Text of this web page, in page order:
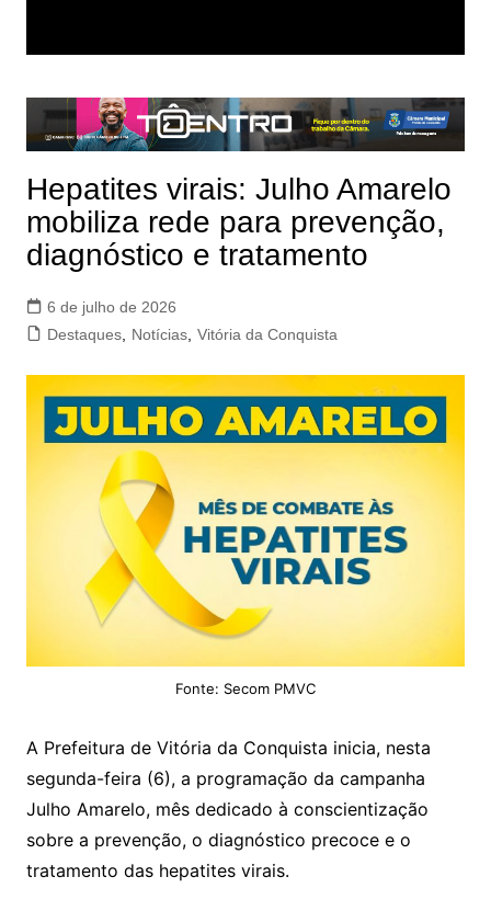
Hepatites virais: Julho Amarelo
mobiliza rede para prevenção,
diagnóstico e tratamento
6 de julho de 2026
Destaques, Notícias, Vitória da Conquista
Fonte: Secom PMVC
A Prefeitura de Vitória da Conquista inicia, nesta
segunda-feira (6), a programação da campanha
Julho Amarelo, mês dedicado à conscientização
sobre a prevenção, o diagnóstico precoce e o
tratamento das hepatites virais.